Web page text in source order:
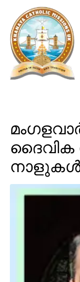
ദൈവിക